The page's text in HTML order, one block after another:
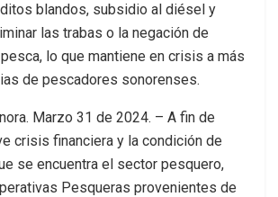
blandos, subsidio al diésel y
las trabas o la negación de
lo que mantiene en crisis a más
de pescadores sonorenses.
Marzo 31 de 2024. – A fin de
crisis financiera y la condición de
se encuentra el sector pesquero,
Pesqueras provenientes de